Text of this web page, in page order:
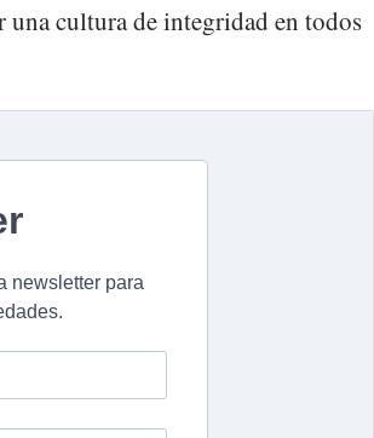
una cultura de integridad en todos